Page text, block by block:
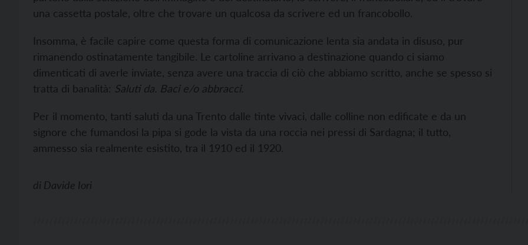
una cassetta postale, oltre che trovare un qualcosa da scrivere ed un francobollo.
Insomma, è facile capire come questa forma di comunicazione lenta sia andata in disuso, pur
rimanendo ostinatamente tangibile. Le cartoline arrivano a destinazione quando ci siamo
dimenticati di averle inviate, senza avere una traccia di ciò che abbiamo scritto, anche se spesso si
tratta di banalità: Saluti da. Baci e/o abbracci.
Per il momento, tanti saluti da una Trento dalle tinte vivaci, dalle colline non edificate e da un
signore che fumandosi la pipa si gode la vista da una roccia nei pressi di Sardagna; il tutto,
ammesso sia realmente esistito, tra il 1910 ed il 1920.
di Davide Iori